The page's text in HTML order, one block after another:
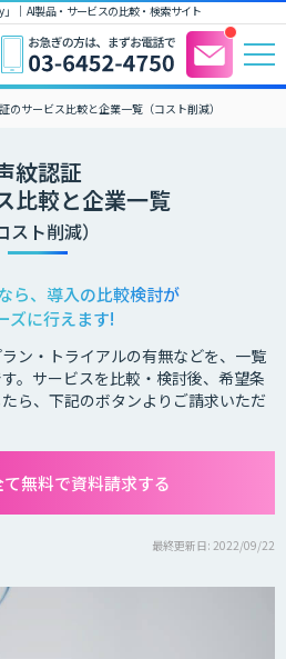
｜ AI製品・サービスの比較・検索サイト
のサービス比較と企業一覧（コスト削減）
紋認証
比較と企業一覧
スト削減）
ら、導入の比較検討が
ズに行えます!
ン・トライアルの有無などを、一覧
。サービスを比較・検討後、希望条
ら、下記のボタンよりご請求いただ
無料で資料請求する
最終更新日: 2022/09/22